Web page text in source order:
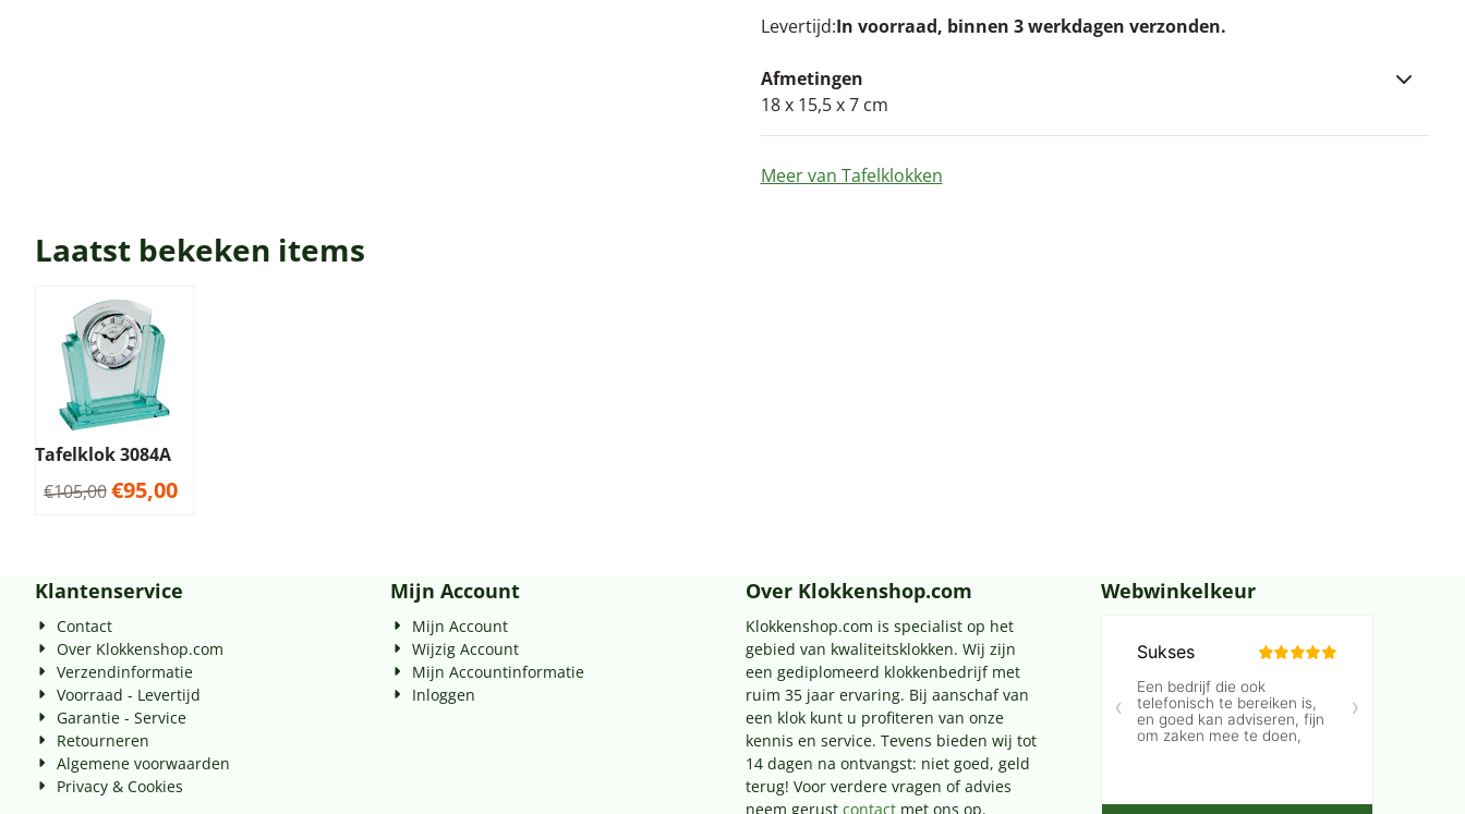
Levertijd In voorraad, binnen 3 werkdagen verzonden.
Afmetingen
18 x 15,5 x 7 cm
Meer van Tafelklokken
Laatst bekeken items
Tafelklok 3084A
€105,00€95,00
Klantenservice
Contact
Over Klokkenshop.com
Verzendinformatie
Voorraad - Levertijd
Garantie - Service
Retourneren
Algemene voorwaarden
Privacy & Cookies
Mijn Account
Mijn Account
Wijzig Account
Mijn Accountinformatie
Inloggen
Over Klokkenshop.com
Klokkenshop.com is specialist op het
gebied van kwaliteitsklokken. Wij zijn
een gediplomeerd klokkenbedrijf met
ruim 35 jaar ervaring. Bij aanschaf van
een klok kunt u profiteren van onze
kennis en service. Tevens bieden wij tot
14 dagen na ontvangst: niet goed, geld
terug! Voor verdere vragen of advies
neem gerust contactmet ons op.
Webwinkelkeur